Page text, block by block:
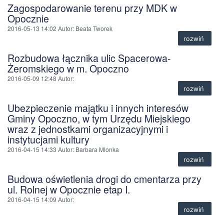
Zagospodarowanie terenu przy MDK w
Opocznie
2016-05-13 14:02 Autor: Beata Tworek
rozwiń
Rozbudowa łącznika ulic Spacerowa-
Żeromskiego w m. Opoczno
2016-05-09 12:48 Autor:
rozwiń
Ubezpieczenie majątku i innych interesów
Gminy Opoczno, w tym Urzędu Miejskiego
wraz z jednostkami organizacyjnymi i
instytucjami kultury
2016-04-15 14:33 Autor: Barbara Mlonka
rozwiń
Budowa oświetlenia drogi do cmentarza przy
ul. Rolnej w Opocznie etap I.
2016-04-15 14:09 Autor:
rozwiń